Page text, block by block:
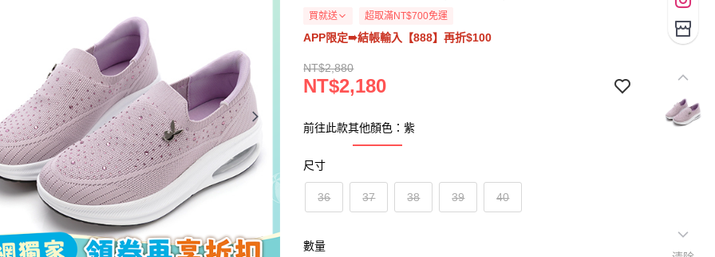
買就送 超取滿NT$700免運
APP限定➠結帳輸入【888】再折$100
NT$2,880
NT$2,180
前往此款其他顏色：紫
尺寸
36 37 38 39 40
數量